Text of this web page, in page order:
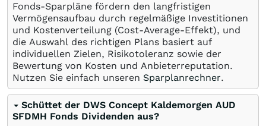
Fonds-Sparpläne fördern den langfristigen
Vermögensaufbau durch regelmäßige Investitionen
und Kostenverteilung (Cost-Average-Effekt), und
die Auswahl des richtigen Plans basiert auf
individuellen Zielen, Risikotoleranz sowie der
Bewertung von Kosten und Anbieterreputation.
Nutzen Sie einfach unseren Sparplanrechner.
Schüttet der DWS Concept Kaldemorgen AUD
SFDMH Fonds Dividenden aus?